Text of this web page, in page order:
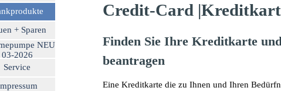
+ Sparen
NEU
03-2026
Service
Credit-Card
Finden Sie Ihre Kreditkarte
beantragen
Eine Kreditkarte die zu Ihnen und Ihren